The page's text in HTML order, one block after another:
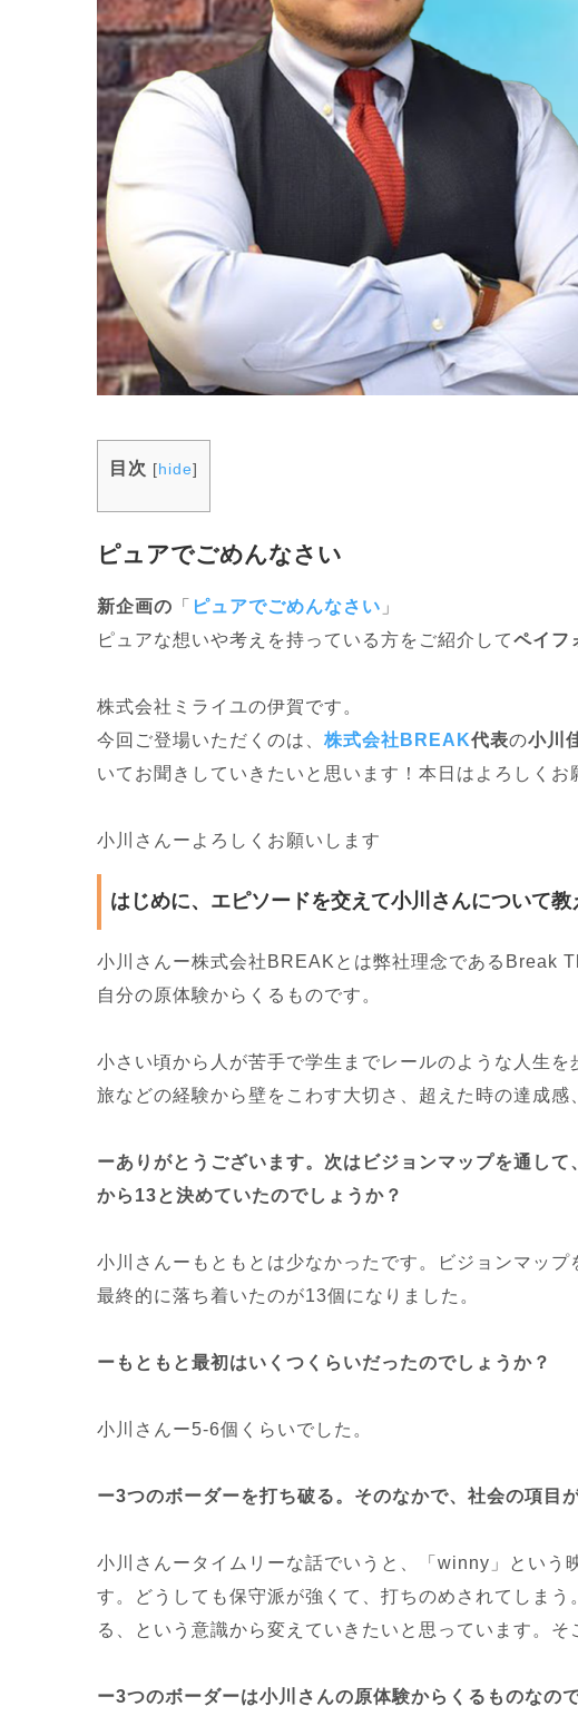
目次 [hide]
ピュアでごめんなさい
新企画の 「 ピュアでごめんなさい 」
ピュアな想いや考えを持っている方をご紹介してペイフ
株式会社ミライユの伊賀です。
今回ご登場いただくのは、 株式会社BREAK代表の小川
いてお聞きしていきたいと思います！本日はよろしくお
小川さんーよろしくお願いします
はじめに、エピソードを交えて小川さんについて教
小川さんー株式会社BREAKとは弊社理念であるBreak
自分の原体験からくるものです。
小さい頃から人が苦手で学生までレールのような人生
旅などの経験から壁をこわす大切さ、超えた時の達成
ーありがとうございます。次はビジョンマップを通し
から13と決めていたのでしょうか？
小川さんーもともとは少なかったです。ビジョンマッ
最終的に落ち着いたのが13個になりました。
ーもともと最初はいくつくらいだったのでしょうか？
小川さんー5-6個くらいでした。
ー3つのボーダーを打ち破る。そのなかで、社会の項目
小川さんータイムリーな話でいうと、「winny」という
す。どうしても保守派が強くて、打ちのめされてしま
る、という意識から変えていきたいと思っています。そ
ー3つのボーダーは小川さんの原体験からくるものなの